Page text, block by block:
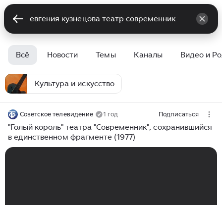
Всё Новости Темы Каналы Видео и
Культура и искусство
Советское телевидение 1 год Подписаться
"Голый король" театра "Современник", сохранившийся
в единственном фрагменте (1977)